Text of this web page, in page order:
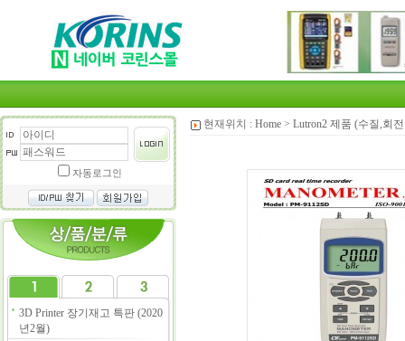
자동로그인
3D Printer 장기재고 특판 (2020
년2월)
현재위치 : Home > Lutron2 제품 (수질,회